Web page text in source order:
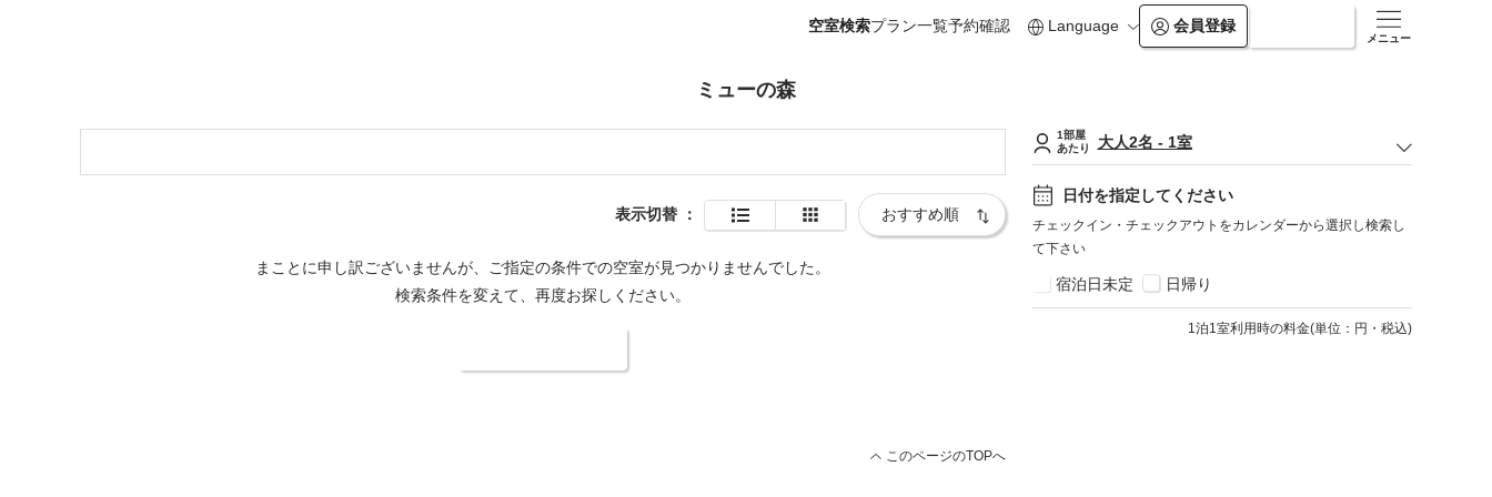
空室検索プラン一覧予約確認 Language 会員登録
メニュー
ミューの森
表示切替 ：
まことに申し訳ございませんが、ご指定の条件での空室が見つかりませんでした。
検索条件を変えて、再度お探しください。
このページのTOPへ
1部屋
あたり
大人2名 - 1室
日付を指定してください
チェックイン・チェックアウトをカレンダーから選択し検索し
て下さい
宿泊日未定 日帰り
1 泊1室利用時の料金(単位：円・税込)